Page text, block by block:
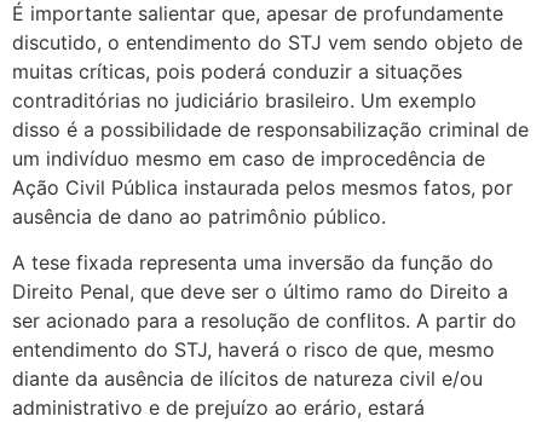
É importante salientar que, apesar de profundamente
discutido, o entendimento do STJ vem sendo objeto de
muitas críticas, pois poderá conduzir a situações
contraditórias no judiciário brasileiro. Um exemplo
disso é a possibilidade de responsabilização criminal de
um indivíduo mesmo em caso de improcedência de
Ação Civil Pública instaurada pelos mesmos fatos, por
ausência de dano ao patrimônio público.
A tese fixada representa uma inversão da função do
Direito Penal, que deve ser o último ramo do Direito a
ser acionado para a resolução de conflitos. A partir do
entendimento do STJ, haverá o risco de que, mesmo
diante da ausência de ilícitos de natureza civil e/ou
administrativo e de prejuízo ao erário, estará